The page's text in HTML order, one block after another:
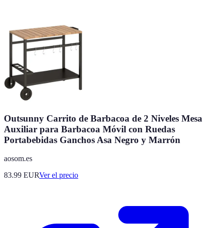
Outsunny Carrito de Barbacoa de 2 Niveles Mesa
Auxiliar para Barbacoa Móvil con Ruedas
Portabebidas Ganchos Asa Negro y Marrón
aosom.es
83.99 EURVer el precio